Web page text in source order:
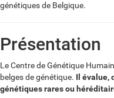
génétiques de Belgique.
Présentation
Le Centre de Génétique
belges de génétique. Il évalue,
génétiques rares ou